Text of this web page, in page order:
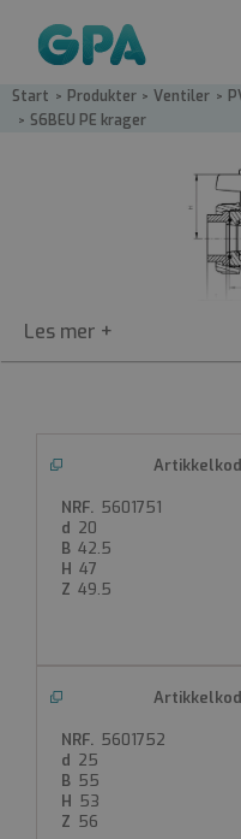
Start / Produkter / Ventiler /
/ S6BEU PE krager
S6BEU
PVC-kuleventil
Utv sveis PE
PN16
Kjennetegn:
5601751
20
42.5
47
49.5
5601752
25
55
53
56